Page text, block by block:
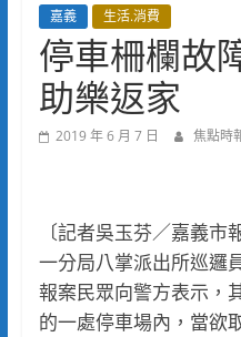
嘉義 生活.消費
停車柵欄
助樂返家
2019 年 6 月 7 日 焦點時
〔記者吳玉芬／嘉義
一分局八掌派出所巡邏
報案民眾向警方表示，
的一處停車場內，當欲